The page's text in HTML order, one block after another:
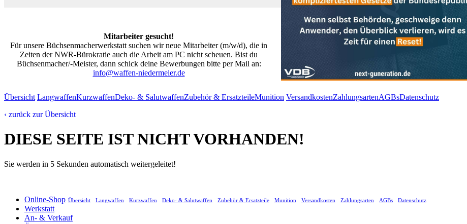
Mitarbeiter gesucht!
Für unsere Büchsenmacherwerkstatt suchen wir neue Mitarbeiter (m/w/d), die in
Zeiten der NWR-Bürokratie auch die Arbeit am PC nicht scheuen. Bist du
Büchsenmacher/-Meister, dann schick deine Bewerbungen bitte per Mail an:
info@waffen-niedermeier.de
Übersicht LangwaffenKurzwaffenDeko- & SalutwaffenZubehör & ErsatzteileMunition VersandkostenZahlungsartenAGBsDatenschutz
‹ zurück zur Übersicht
DIESE SEITE IST NICHT VORHANDEN!
Sie werden in 5 Sekunden automatisch weitergeleitet!
Online-Shop Übersicht Langwaffen Kurzwaffen Deko- & Salutwaffen Zubehör & Ersatzteile Munition Versandkosten Zahlungsarten AGBs Datenschutz
Werkstatt
An- & Verkauf